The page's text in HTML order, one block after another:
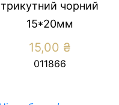
трикутний чорний
15*20мм
15,00 ₴
011866